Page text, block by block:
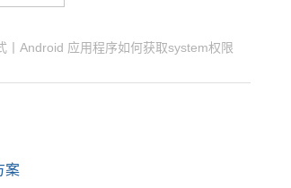
丨Android 应用程序如何获取system权限
案